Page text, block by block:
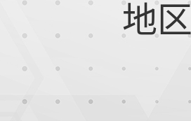
地区